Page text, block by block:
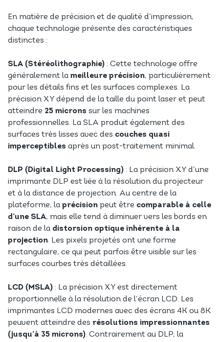
En matière de précision et de qualité d’impression,
chaque technologie présente des caractéristiques
distinctes :
SLA (Stéréolithographie) : Cette technologie offre
généralement la meilleure précision, particulièrement
pour les détails fins et les surfaces complexes. La
précision XY dépend de la taille du point laser et peut
atteindre 25 microns sur les machines
professionnelles. La SLA produit également des
surfaces très lisses avec des couches quasi
imperceptibles après un post-traitement minimal.
DLP (Digital Light Processing) : La précision XY d’une
imprimante DLP est liée à la résolution du projecteur
et à la distance de projection. Au centre de la
plateforme, la précision peut être comparable à celle
d’une SLA, mais elle tend à diminuer vers les bords en
raison de la distorsion optique inhérente à la
projection. Les pixels projetés ont une forme
rectangulaire, ce qui peut parfois être visible sur les
surfaces courbes très détaillées.
LCD (MSLA) : La précision XY est directement
proportionnelle à la résolution de l’écran LCD. Les
imprimantes LCD modernes avec des écrans 4K ou 8K
peuvent atteindre des résolutions impressionnantes
(jusqu’à 35 microns). Contrairement au DLP, la